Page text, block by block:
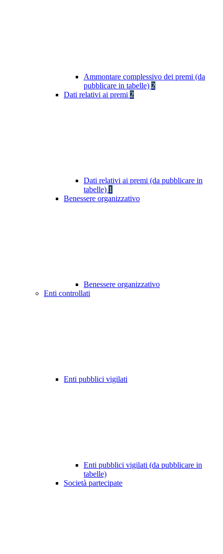
Ammontare complessivo dei premi (da
pubblicare in tabelle) 2
Dati relativi ai premi 2
Dati relativi ai premi (da pubblicare in
tabelle) 1
Benessere organizzativo
Benessere organizzativo
Enti controllati
Enti pubblici vigilati
Enti pubblici vigilati (da pubblicare in
tabelle)
Società partecipate